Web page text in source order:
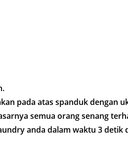
pada atas spanduk dengan
semua orang senang
anda dalam waktu 3 detik